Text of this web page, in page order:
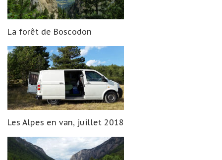
La forêt de Boscodon
Les Alpes en van, juillet 2018